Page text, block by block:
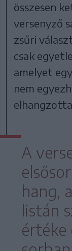
összesen
versenyző
zsűri
csak
amelyet
nem
A
hang,
listán
értéke